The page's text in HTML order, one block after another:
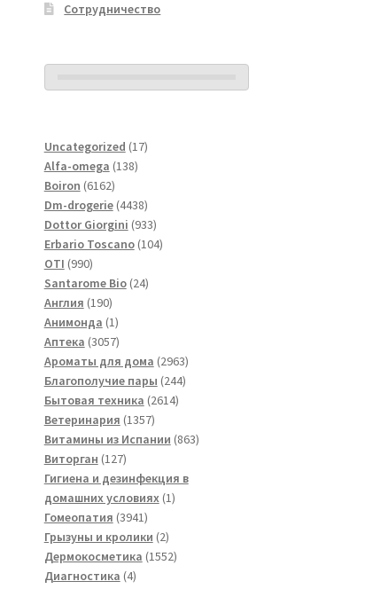
Сотрудничество
Uncategorized 1717
Alfa-omega 138138
Boiron 61626162
товара
Dm-drogerie 44384438
товаров
Dottor Giorgini 933933
товара
Erbario Toscano 104104
OTI 990990
товаров
Santarome Bio 2424
Англия 190190
товаров
Анимонда 11
товар
Аптека 30573057
товаров
Ароматы для дома 29632963
товара
Благополучие пары 244244
Бытовая техника 26142614
Ветеринария 13571357
товаров
Витамины из Испании 863863
Виторган 127127
товаров
Гигиена и дезинфекция в
домашних условиях 11
Гомеопатия 39413941
товар
Грызуны и кролики 22
товара
Дермокосметика 15521552
Диагностика 44